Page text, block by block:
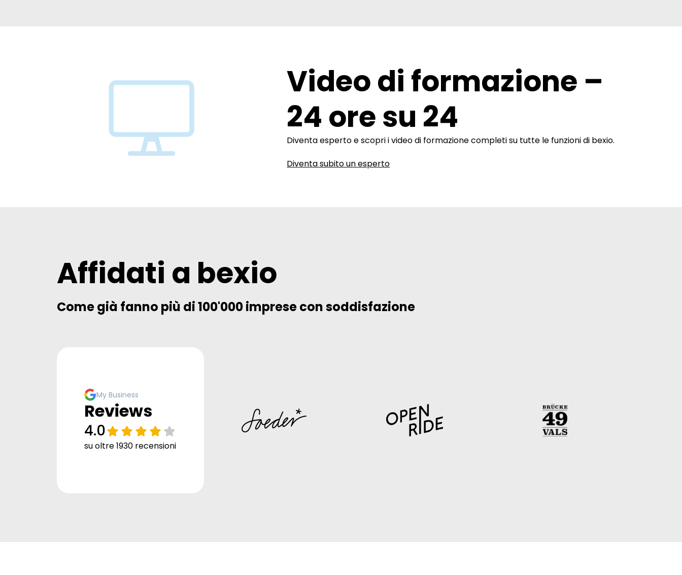
Video di formazione –
24 ore su 24
Diventa esperto e scopri i video di formazione completi su tutte le funzioni di bexio.
Diventa subito un esperto
Affidati a bexio
Come già fanno più di 100'000 imprese con soddisfazione
My Business
Reviews
4.0
su oltre 1930 recensioni